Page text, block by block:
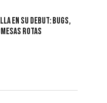
en su debut: bugs,
rotas